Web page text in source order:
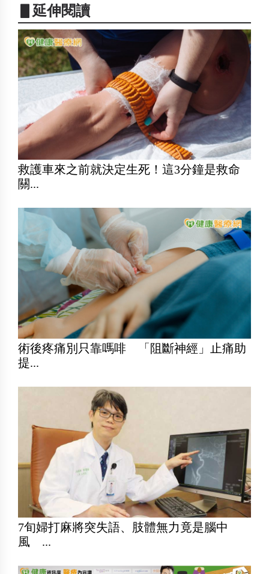
▋延伸閱讀
救護車來之前就決定生死！這3分鐘是救命
關...
術後疼痛別只靠嗎啡 「阻斷神經」止痛助
提...
7旬婦打麻將突失語、肢體無力竟是腦中
風 ...